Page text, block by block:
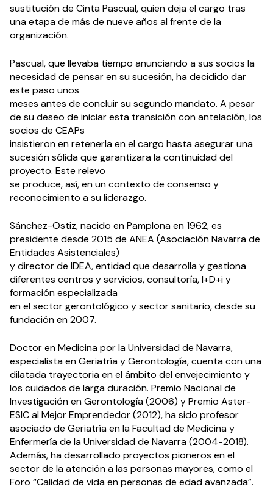
sustitución de Cinta Pascual, quien deja el cargo tras
una etapa de más de nueve años al frente de la
organización.
Pascual, que llevaba tiempo anunciando a sus socios la
necesidad de pensar en su sucesión, ha decidido dar
este paso unos
meses antes de concluir su segundo mandato. A pesar
de su deseo de iniciar esta transición con antelación, los
socios de CEAPs
insistieron en retenerla en el cargo hasta asegurar una
sucesión sólida que garantizara la continuidad del
proyecto. Este relevo
se produce, así, en un contexto de consenso y
reconocimiento a su liderazgo.
Sánchez-Ostiz, nacido en Pamplona en 1962, es
presidente desde 2015 de ANEA (Asociación Navarra de
Entidades Asistenciales)
y director de IDEA, entidad que desarrolla y gestiona
diferentes centros y servicios, consultoría, I+D+i y
formación especializada
en el sector gerontológico y sector sanitario, desde su
fundación en 2007.
Doctor en Medicina por la Universidad de Navarra,
especialista en Geriatría y Gerontología, cuenta con una
dilatada trayectoria en el ámbito del envejecimiento y
los cuidados de larga duración. Premio Nacional de
Investigación en Gerontología (2006) y Premio Aster-
ESIC al Mejor Emprendedor (2012), ha sido profesor
asociado de Geriatría en la Facultad de Medicina y
Enfermería de la Universidad de Navarra (2004-2018).
Además, ha desarrollado proyectos pioneros en el
sector de la atención a las personas mayores, como el
Foro “Calidad de vida en personas de edad avanzada”.